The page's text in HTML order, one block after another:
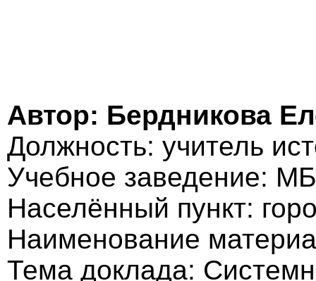
Автор: Бердникова
Должность: учитель
Учебное заведение:
Населённый пункт:
Наименование
Тема доклада: